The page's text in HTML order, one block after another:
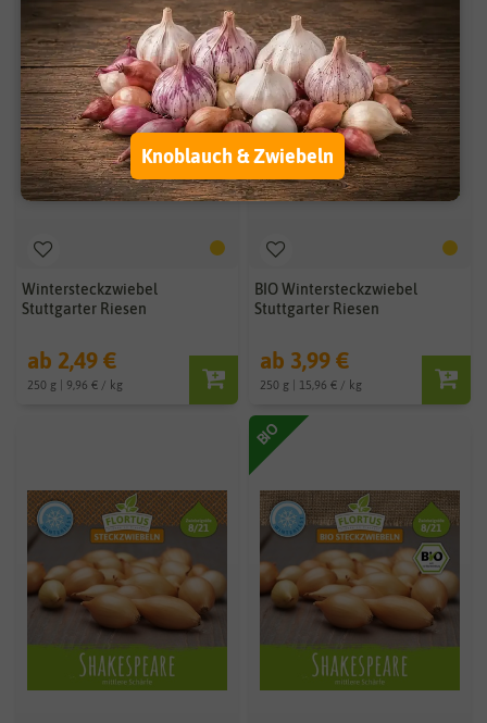
Wintersteckzwiebel
Stuttgarter Riesen
ab 2,49 €
250 g | 9,96 € / kg
BIO Wintersteckzwiebel
Stuttgarter Riesen
ab 3,99 €
250 g | 15,96 € / kg
BIO
Knoblauch & Zwiebeln